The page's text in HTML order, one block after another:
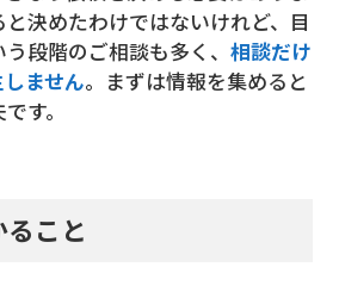
決めたわけではないけれど、目
段階のご相談も多く、 相談だけ
ません。まずは情報を集めると
す。
こと